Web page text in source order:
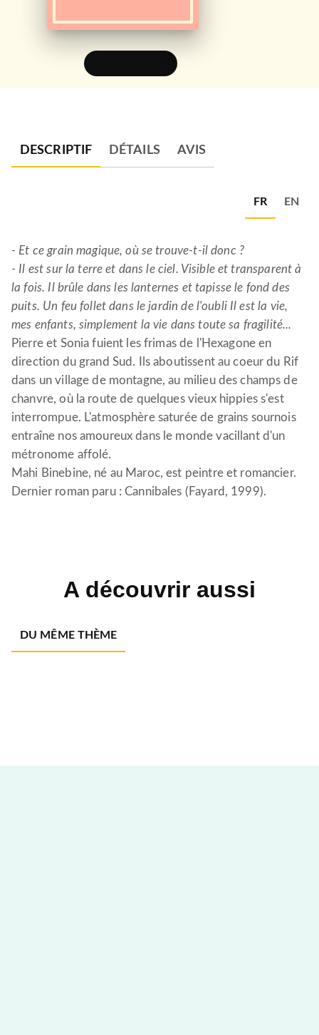
DESCRIPTIF DÉTAILS AVIS
FR EN
- Et ce grain magique, où se trouve-t-il donc ?
- Il est sur la terre et dans le ciel. Visible et transparent à
la fois. Il brûle dans les lanternes et tapisse le fond des
puits. Un feu follet dans le jardin de l'oubli Il est la vie,
mes enfants, simplement la vie dans toute sa fragilité...
Pierre et Sonia fuient les frimas de l'Hexagone en
direction du grand Sud. Ils aboutissent au coeur du Rif
dans un village de montagne, au milieu des champs de
chanvre, où la route de quelques vieux hippies s'est
interrompue. L'atmosphère saturée de grains sournois
entraîne nos amoureux dans le monde vacillant d'un
métronome affolé.
Mahi Binebine, né au Maroc, est peintre et romancier.
Dernier roman paru : Cannibales (Fayard, 1999).
A découvrir aussi
DU MÊME THÈME